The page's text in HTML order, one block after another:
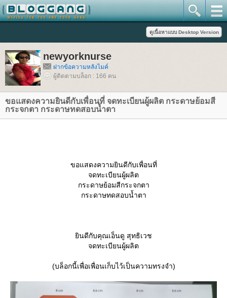
newyorknurse
ฝากข้อความหลังไมค์
ผู้ติดตามบล็อก : 166 คน
ขอแสดงความยินดีกับเพื่อนที่ จดทะเบียนผู้ผลิต กระดาษย้อมสี
กระจกตา กระดาษทดสอบน้ำตา
ขอแสดงความยินดีกับเพื่อนที่
จดทะเบียนผู้ผลิต
กระดาษย้อมสีกระจกตา
กระดาษทดสอบน้ำตา
ินดีกับคุณเอ็นดู สุทธิเวช
จดทะเบียนผู้ผลิต
(บล็อกนี้เพื่อเพื่อนเก็บไว้เป็นความทรงจำ)